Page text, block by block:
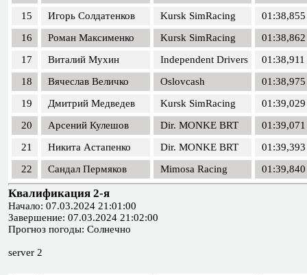
15
Игорь Солдатенков Kursk SimRacing
01:38,855
16
Роман Максименко Kursk SimRacing
01:38,862
17
Виталий Мухин Independent Drivers
01:38,911
18
Вячеслав Величко Oslovcash
01:38,975
19
Дмитрий Медведев Kursk SimRacing
01:39,029
20
Арсений Кулешов Dir. MONKE BRT
01:39,071
21
Никита Астапенко Dir. MONKE BRT
01:39,393
22
Сандал Пермяков Mimosa Racing 01:39,840
Квалификация 2-я
Начало: 07.03.2024 21:01:00
Завершение: 07.03.2024 21:02:00
Прогноз погоды: Солнечно
server 2